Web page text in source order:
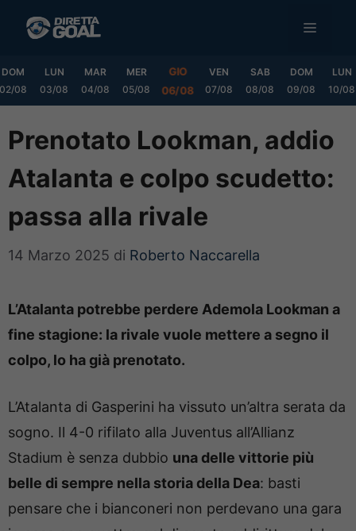
MENU
DOM
02/08
LUN
03/08
MAR
04/08
MER
05/08
GIO
06/08
VEN
07/08
SAB
08/08
DOM
09/08
LUN
10/08
Prenotato Lookman, addio
Atalanta e colpo scudetto:
passa alla rivale
14 Marzo 2025 di Roberto Naccarella
L’Atalanta potrebbe perdere Ademola Lookman a
fine stagione: la rivale vuole mettere a segno il
colpo, lo ha già prenotato.
L’Atalanta di Gasperini ha vissuto un’altra serata da
sogno. Il 4-0 rifilato alla Juventus all’Allianz
Stadium è senza dubbio una delle vittorie più
belle di sempre nella storia della Dea: basti
pensare che i bianconeri non perdevano una gara